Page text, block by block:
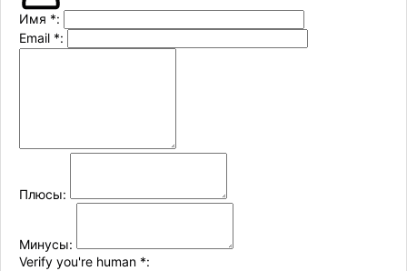
Имя *:
Email *:
Плюсы:
Минусы:
Verify you're human *: